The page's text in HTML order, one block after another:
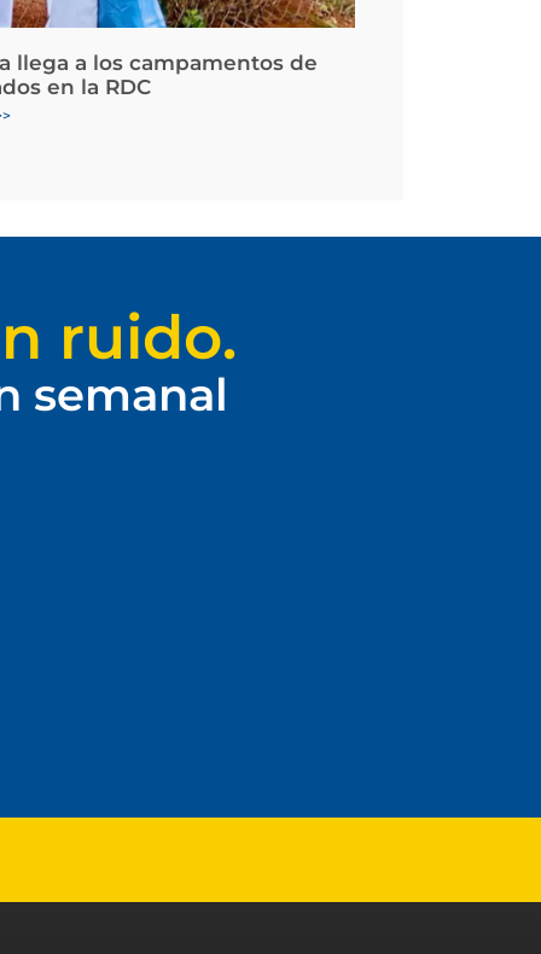
llega a los campamentos de
en la RDC
ruido.
semanal